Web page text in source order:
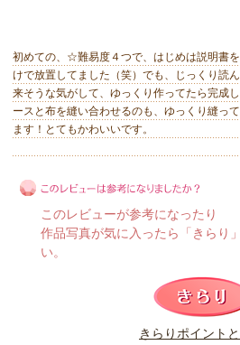
初めての、☆難易度４つで、はじめは説明書
けで放置してました（笑）でも、じっくり読
来そうな気がして、ゆっくり作ってたら完成
ースと布を縫い合わせるのも、ゆっくり縫っ
ます！とてもかわいいです。
このレビューは参考になりましたか？
このレビューが参考になったり
作品写真が気に入ったら「きらり
い。
きらりポイント